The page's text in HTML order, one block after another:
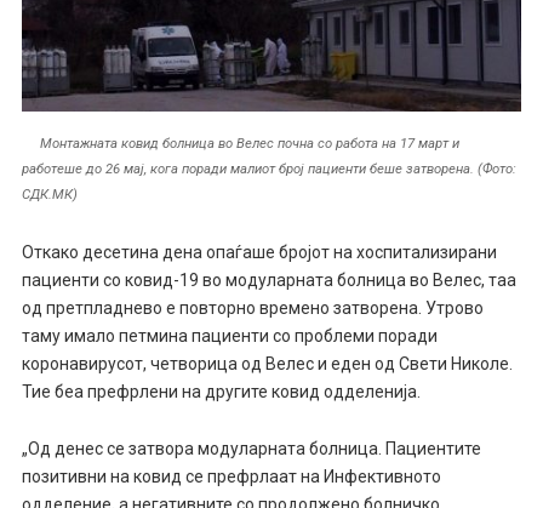
Монтажната ковид болница во Велес почна со работа на 17 март и
работеше до 26 мај, кога поради малиот број пациенти беше затворена. (Фото:
СДК.МК)
Откако десетина дена опаѓаше бројот на хоспитализирани
пациенти со ковид-19 во модуларната болница во Велес, таа
од претпладнево е повторно времено затворена. Утрово
таму имало петмина пациенти со проблеми поради
коронавирусот, четворица од Велес и еден од Свети Николе.
Тие беа префрлени на другите ковид одделенија.
„Од денес се затвора модуларната болница. Пациентите
позитивни на ковид се префрлаат на Инфективното